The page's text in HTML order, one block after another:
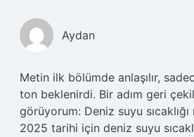
Aydan
Metin ilk bölümde anlaşılır,
ton beklenirdi. Bir adım geri
görüyorum: Deniz suyu sıcaklığı
2025 tarihi için deniz suyu